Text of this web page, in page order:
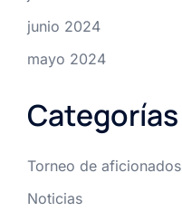
junio 2024
mayo 2024
Categorías
Torneo de aficionados
Noticias